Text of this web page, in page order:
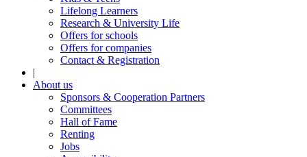
Lifelong Learners
Research & University Life
Offers for schools
Offers for companies
Contact & Registration
|
About us
Sponsors & Cooperation Partners
Committees
Hall of Fame
Renting
Jobs